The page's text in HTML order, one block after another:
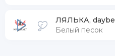
ЛЯЛЬКА, daybe
Белый песок